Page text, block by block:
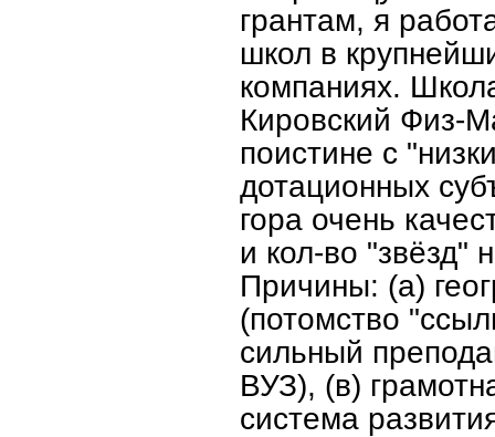
грантам, я
школ в
компаниях.
Кировский Физ-
поистине с
дотационных
гора очень
и кол-во "звёзд"
Причины: (а)
(потомство
сильный
ВУЗ), (в)
система